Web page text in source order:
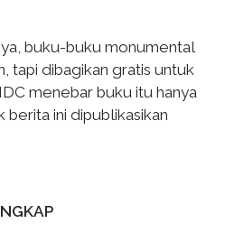
buku-buku monumental
tapi dibagikan gratis untuk
menebar buku itu hanya
berita ini dipublikasikan